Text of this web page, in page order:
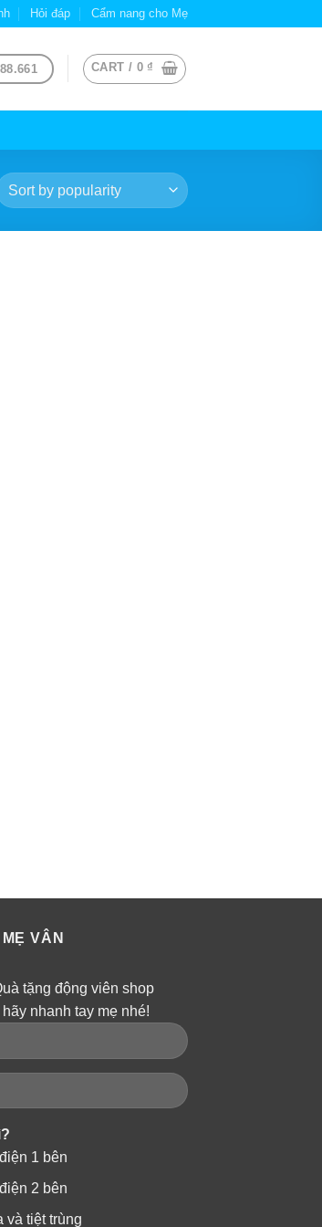
Hỏi đáp Cẩm nang cho Mẹ
CART / 0 ₫
VÂN
tặng động viên shop
nhanh tay mẹ nhé!
1 bên
2 bên
và tiệt trùng